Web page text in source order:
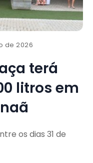
de 2026
terá
litros em
os dias 31 de